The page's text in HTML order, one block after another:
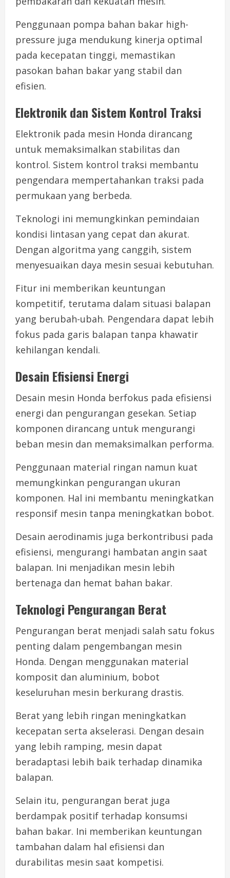
Penggunaan pompa bahan bakar high-
pressure juga mendukung kinerja optimal
pada kecepatan tinggi, memastikan
pasokan bahan bakar yang stabil dan
efisien.
Elektronik dan Sistem Kontrol Traksi
Elektronik pada mesin Honda dirancang
untuk memaksimalkan stabilitas dan
kontrol. Sistem kontrol traksi membantu
pengendara mempertahankan traksi pada
permukaan yang berbeda.
Teknologi ini memungkinkan pemindaian
kondisi lintasan yang cepat dan akurat.
Dengan algoritma yang canggih, sistem
menyesuaikan daya mesin sesuai kebutuhan.
Fitur ini memberikan keuntungan
kompetitif, terutama dalam situasi balapan
yang berubah-ubah. Pengendara dapat lebih
fokus pada garis balapan tanpa khawatir
kehilangan kendali.
Desain Efisiensi Energi
Desain mesin Honda berfokus pada efisiensi
energi dan pengurangan gesekan. Setiap
komponen dirancang untuk mengurangi
beban mesin dan memaksimalkan performa.
Penggunaan material ringan namun kuat
memungkinkan pengurangan ukuran
komponen. Hal ini membantu meningkatkan
responsif mesin tanpa meningkatkan bobot.
Desain aerodinamis juga berkontribusi pada
efisiensi, mengurangi hambatan angin saat
balapan. Ini menjadikan mesin lebih
bertenaga dan hemat bahan bakar.
Teknologi Pengurangan Berat
Pengurangan berat menjadi salah satu fokus
penting dalam pengembangan mesin
Honda. Dengan menggunakan material
komposit dan aluminium, bobot
keseluruhan mesin berkurang drastis.
Berat yang lebih ringan meningkatkan
kecepatan serta akselerasi. Dengan desain
yang lebih ramping, mesin dapat
beradaptasi lebih baik terhadap dinamika
balapan.
Selain itu, pengurangan berat juga
berdampak positif terhadap konsumsi
bahan bakar. Ini memberikan keuntungan
tambahan dalam hal efisiensi dan
durabilitas mesin saat kompetisi.